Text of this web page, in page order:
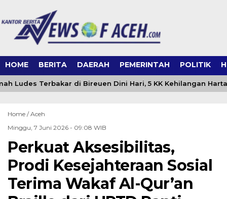
HOME BERITA DAERAH PEMERINTAH POLITIK
Ludes Terbakar di Bireuen Dini Hari, 5 KK Kehilangan Harta
Home /Aceh
Minggu, 7 Juni 2026 - 09:08 WIB
Perkuat Aksesibilitas,
Prodi Kesejahteraan Sosial
Terima Wakaf Al-Qur’an